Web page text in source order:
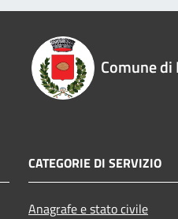
Comune
CATEGORIE DI SERVIZIO
Anagrafe e stato civile